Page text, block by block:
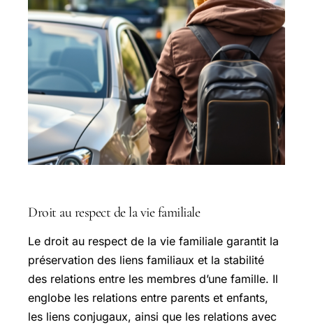
Droit au respect de la vie familiale
Le droit au respect de la vie familiale garantit la
préservation des liens familiaux et la stabilité
des relations entre les membres d’une famille. Il
englobe les relations entre parents et enfants,
les liens conjugaux, ainsi que les relations avec